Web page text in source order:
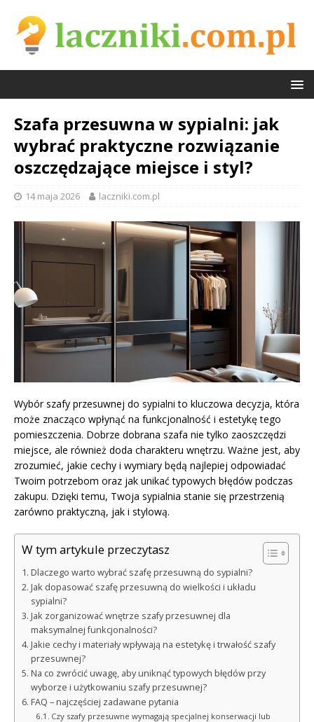
Szafa przesuwna w sypialni: jak
wybrać praktyczne rozwiązanie
oszczędzające miejsce i styl?
14 maja 2026 laczniki.com.pl
Wybór szafy przesuwnej do sypialni to kluczowa decyzja, która
może znacząco wpłynąć na funkcjonalność i estetykę tego
pomieszczenia. Dobrze dobrana szafa nie tylko zaoszczędzi
miejsce, ale również doda charakteru wnętrzu. Ważne jest, aby
zrozumieć, jakie cechy i wymiary będą najlepiej odpowiadać
Twoim potrzebom oraz jak unikać typowych błędów podczas
zakupu. Dzięki temu, Twoja sypialnia stanie się przestrzenią
zarówno praktyczną, jak i stylową.
W tym artykule przeczytasz
Dlaczego warto wybrać szafę przesuwną do sypialni?
Jak dopasować szafę przesuwną do wielkości i układu
sypialni?
Jak zorganizować wnętrze szafy przesuwnej dla
maksymalnej funkcjonalności?
Jakie cechy i materiały wpływają na estetykę i trwałość szafy
przesuwnej?
Na co zwrócić uwagę, aby uniknąć typowych błędów przy
wyborze i użytkowaniu szafy przesuwnej?
FAQ – najczęściej zadawane pytania
Czy szafy przesuwne wymagają specjalnej konserwacji lub